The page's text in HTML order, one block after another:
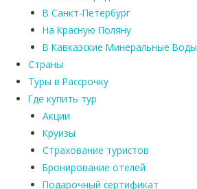
В Санкт-Петербург
На Красную Поляну
В Кавказские Минеральные Воды
Страны
Туры в Рассрочку
Где купить тур
Акции
Круизы
Страхование туристов
Бронирование отелей
Подарочный сертификат